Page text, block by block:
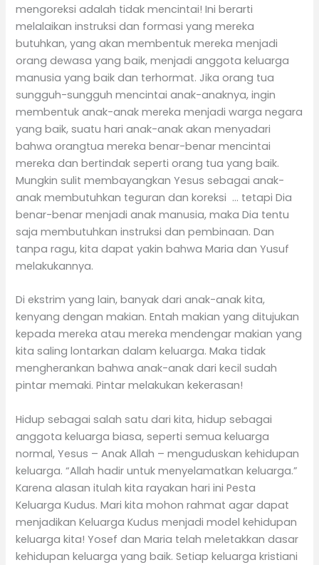
mengoreksi adalah tidak mencintai! Ini berarti
melalaikan instruksi dan formasi yang mereka
butuhkan, yang akan membentuk mereka menjadi
orang dewasa yang baik, menjadi anggota keluarga
manusia yang baik dan terhormat. Jika orang tua
sungguh-sungguh mencintai anak-anaknya, ingin
membentuk anak-anak mereka menjadi warga negara
yang baik, suatu hari anak-anak akan menyadari
bahwa orangtua mereka benar-benar mencintai
mereka dan bertindak seperti orang tua yang baik.
Mungkin sulit membayangkan Yesus sebagai anak-
anak membutuhkan teguran dan koreksi … tetapi Dia
benar-benar menjadi anak manusia, maka Dia tentu
saja membutuhkan instruksi dan pembinaan. Dan
tanpa ragu, kita dapat yakin bahwa Maria dan Yusuf
melakukannya.
Di ekstrim yang lain, banyak dari anak-anak kita,
kenyang dengan makian. Entah makian yang ditujukan
kepada mereka atau mereka mendengar makian yang
kita saling lontarkan dalam keluarga. Maka tidak
mengherankan bahwa anak-anak dari kecil sudah
pintar memaki. Pintar melakukan kekerasan!
Hidup sebagai salah satu dari kita, hidup sebagai
anggota keluarga biasa, seperti semua keluarga
normal, Yesus – Anak Allah – menguduskan kehidupan
keluarga. “Allah hadir untuk menyelamatkan keluarga.”
Karena alasan itulah kita rayakan hari ini Pesta
Keluarga Kudus. Mari kita mohon rahmat agar dapat
menjadikan Keluarga Kudus menjadi model kehidupan
keluarga kita! Yosef dan Maria telah meletakkan dasar
kehidupan keluarga yang baik. Setiap keluarga kristiani